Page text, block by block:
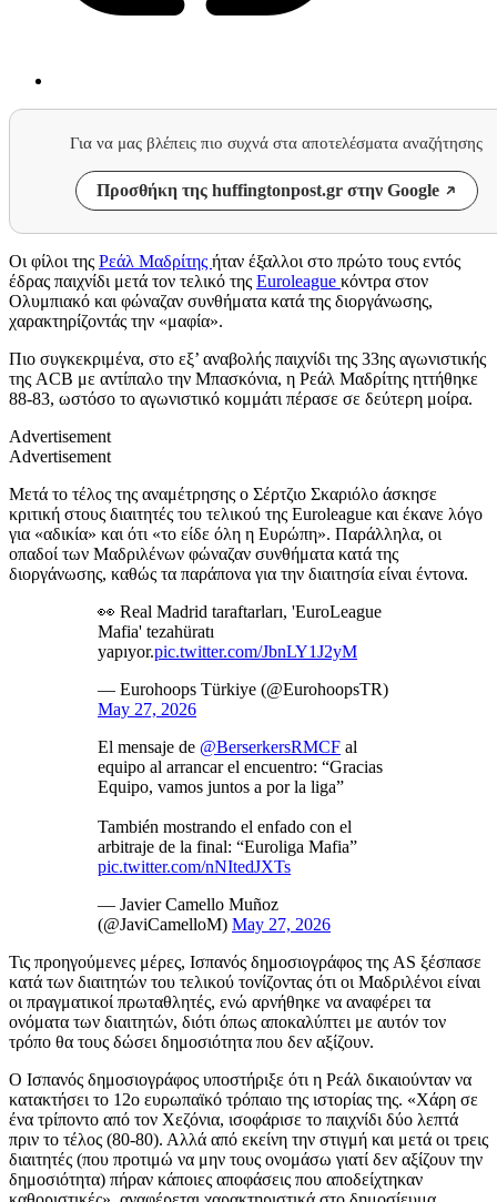
Για να μας βλέπεις πιο συχνά στα αποτελέσματα αναζήτησης
Προσθήκη της huffingtonpost.gr στην Google
Οι φίλοι της Ρεάλ Μαδρίτης ήταν έξαλλοι στο πρώτο τους εντός
έδρας παιχνίδι μετά τον τελικό της Euroleague κόντρα στον
Ολυμπιακό και φώναζαν συνθήματα κατά της διοργάνωσης,
χαρακτηρίζοντάς την «μαφία».
Πιο συγκεκριμένα, στο εξ’ αναβολής παιχνίδι της 33ης αγωνιστικής
της ACB με αντίπαλο την Μπασκόνια, η Ρεάλ Μαδρίτης ηττήθηκε
88-83, ωστόσο το αγωνιστικό κομμάτι πέρασε σε δεύτερη μοίρα.
Advertisement
Advertisement
Μετά το τέλος της αναμέτρησης ο Σέρτζιο Σκαριόλο άσκησε
κριτική στους διαιτητές του τελικού της Euroleague και έκανε λόγο
για «αδικία» και ότι «το είδε όλη η Ευρώπη». Παράλληλα, οι
οπαδοί των Μαδριλένων φώναζαν συνθήματα κατά της
διοργάνωσης, καθώς τα παράπονα για την διαιτησία είναι έντονα.
👀 Real Madrid taraftarları, 'EuroLeague
Mafia' tezahüratı
yapıyor.pic.twitter.com/JbnLY1J2yM
— Eurohoops Türkiye (@EurohoopsTR)
May 27, 2026
El mensaje de @BerserkersRMCF al
equipo al arrancar el encuentro: “Gracias
Equipo, vamos juntos a por la liga”
También mostrando el enfado con el
arbitraje de la final: “Euroliga Mafia”
pic.twitter.com/nNItedJXTs
— Javier Camello Muñoz
(@JaviCamelloM) May 27, 2026
Τις προηγούμενες μέρες, Ισπανός δημοσιογράφος της AS ξέσπασε
κατά των διαιτητών του τελικού τονίζοντας ότι οι Μαδριλένοι είναι
οι πραγματικοί πρωταθλητές, ενώ αρνήθηκε να αναφέρει τα
ονόματα των διαιτητών, διότι όπως αποκαλύπτει με αυτόν τον
τρόπο θα τους δώσει δημοσιότητα που δεν αξίζουν.
Ο Ισπανός δημοσιογράφος υποστήριξε ότι η Ρεάλ δικαιούνταν να
κατακτήσει το 12ο ευρωπαϊκό τρόπαιο της ιστορίας της. «Χάρη σε
ένα τρίποντο από τον Χεζόνια, ισοφάρισε το παιχνίδι δύο λεπτά
πριν το τέλος (80-80). Αλλά από εκείνη την στιγμή και μετά οι τρεις
διαιτητές (που προτιμώ να μην τους ονομάσω γιατί δεν αξίζουν την
δημοσιότητα) πήραν κάποιες αποφάσεις που αποδείχτηκαν